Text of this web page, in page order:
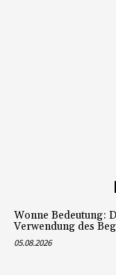
Wonne Bedeutung:
Verwendung des
05.08.2026